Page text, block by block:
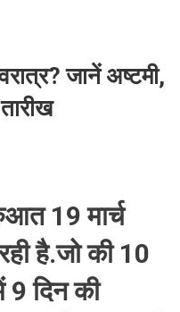
जानें अष्टमी,
19 मार्च
है.जो की 10
दिन की